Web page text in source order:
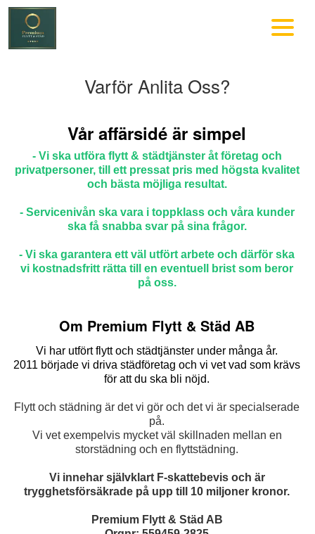
Varför Anlita Oss?
Vår affärsidé är simpel
- Vi ska utföra flytt & städtjänster åt företag och
privatpersoner, till ett pressat pris med högsta kvalitet
och bästa möjliga resultat.
- Servicenivån ska vara i toppklass och våra kunder
ska få snabba svar på sina frågor.
- Vi ska garantera ett väl utfört arbete och därför ska
vi kostnadsfritt rätta till en eventuell brist som beror
på oss.
Om Premium Flytt & Städ AB
Vi har utfört flytt och städtjänster under många år.
2011 började vi driva städföretag och vi vet vad som krävs
för att du ska bli nöjd.
Flytt och städning är det vi gör och det vi är specialserade
på.
Vi vet exempelvis mycket väl skillnaden mellan en
storstädning och en flyttstädning.
Vi innehar självklart F-skattebevis och är
trygghetsförsäkrade på upp till 10 miljoner kronor.
Premium Flytt & Städ AB